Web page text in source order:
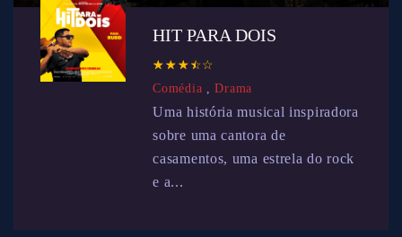
HIT PARA DOIS
☆ ☆ ☆ ☆☆
★ ★ ★ ★★
Comédia ,Drama
Uma história musical inspiradora
sobre uma cantora de
casamentos, uma estrela do rock
e a...